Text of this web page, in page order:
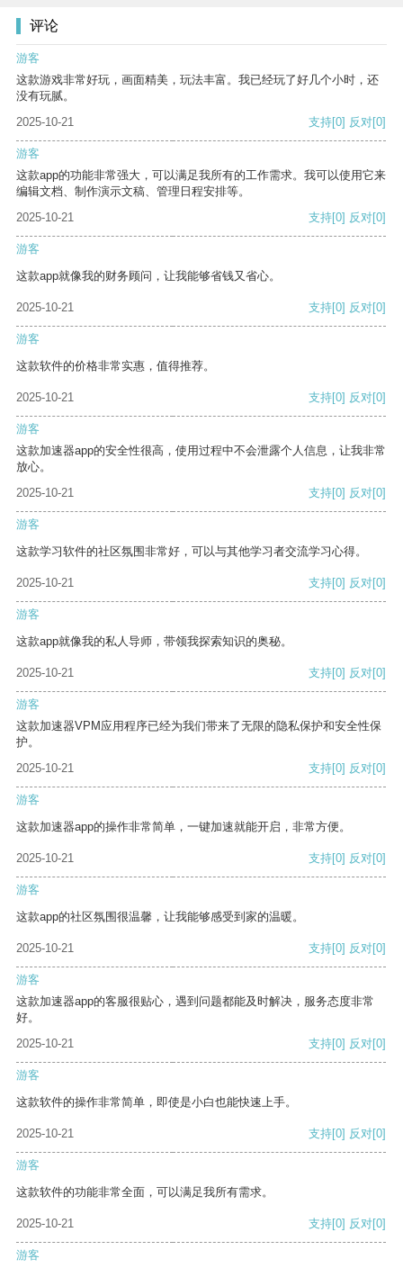
评论
游客
这款游戏非常好玩，画面精美，玩法丰富。我已经玩了好几个小时，还
没有玩腻。
2025-10-21
支持[0] 反对[0]
游客
这款app的功能非常强大，可以满足我所有的工作需求。我可以使用它来
编辑文档、制作演示文稿、管理日程安排等。
2025-10-21
支持[0] 反对[0]
游客
这款app就像我的财务顾问，让我能够省钱又省心。
2025-10-21 支持[0] 反对[0]
游客
这款软件的价格非常实惠，值得推荐。
2025-10-21 支持[0] 反对[0]
游客
这款加速器app的安全性很高，使用过程中不会泄露个人信息，让我非常
放心。
2025-10-21
支持[0] 反对[0]
游客
这款学习软件的社区氛围非常好，可以与其他学习者交流学习心得。
2025-10-21 支持[0] 反对[0]
游客
这款app就像我的私人导师，带领我探索知识的奥秘。
2025-10-21 支持[0] 反对[0]
游客
这款加速器VPM应用程序已经为我们带来了无限的隐私保护和安全性保
护。
2025-10-21
支持[0] 反对[0]
游客
这款加速器app的操作非常简单，一键加速就能开启，非常方便。
2025-10-21 支持[0] 反对[0]
游客
这款app的社区氛围很温馨，让我能够感受到家的温暖。
2025-10-21 支持[0] 反对[0]
游客
这款加速器app的客服很贴心，遇到问题都能及时解决，服务态度非常
好。
2025-10-21
支持[0] 反对[0]
游客
这款软件的操作非常简单，即使是小白也能快速上手。
2025-10-21 支持[0] 反对[0]
游客
这款软件的功能非常全面，可以满足我所有需求。
2025-10-21 支持[0] 反对[0]
游客